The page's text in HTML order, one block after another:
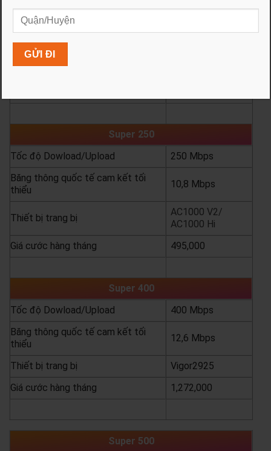
Giá cướcTừngthángphí lắp
1.200.000đ
Giá cước6 tháng tặng 1
900.000đ
Super 250
Tốc độ Dowload/Upload
250 Mbps
Băng thông quốc tế cam kết tối
thiểu
10,8 Mbps
Thiết bị trang bị
AC1000 V2/
AC1000 Hi
Giá cước hàng tháng
495,000
Super 400
Tốc độ Dowload/Upload
400 Mbps
Băng thông quốc tế cam kết tối
thiểu
12,6 Mbps
Thiết bị trang bị
Vigor2925
Giá cước hàng tháng
1,272,000
Super 500